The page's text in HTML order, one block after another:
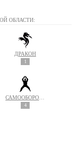
ОБЛАСТИ:
ДРАКОН
1
4